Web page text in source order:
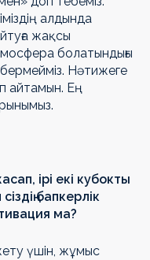
алдында
жақсы
болатындығы
Нәтижеге
айтамын. Ең
ірі екі кубокты
бапкерлік
ма?
үшін, жұмыс